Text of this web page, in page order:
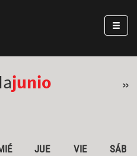
junio »
JUE VIE
SÁB